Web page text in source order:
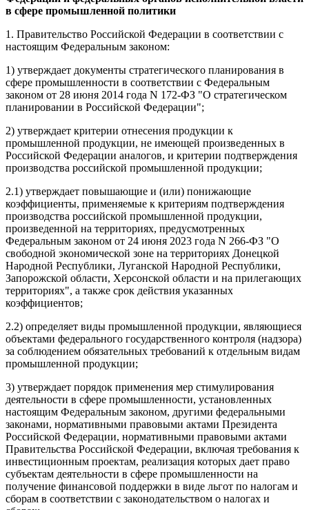
в сфере промышленной политики
1. Правительство Российской Федерации в соответствии с
настоящим Федеральным законом:
1) утверждает документы стратегического планирования в
сфере промышленности в соответствии с Федеральным
законом от 28 июня 2014 года N 172-ФЗ "О стратегическом
планировании в Российской Федерации";
2) утверждает критерии отнесения продукции к
промышленной продукции, не имеющей произведенных в
Российской Федерации аналогов, и критерии подтверждения
производства российской промышленной продукции;
2.1) утверждает повышающие и (или) понижающие
коэффициенты, применяемые к критериям подтверждения
производства российской промышленной продукции,
произведенной на территориях, предусмотренных
Федеральным законом от 24 июня 2023 года N 266-ФЗ "О
свободной экономической зоне на территориях Донецкой
Народной Республики, Луганской Народной Республики,
Запорожской области, Херсонской области и на прилегающих
территориях", а также срок действия указанных
коэффициентов;
2.2) определяет виды промышленной продукции, являющиеся
объектами федерального государственного контроля (надзора)
за соблюдением обязательных требований к отдельным видам
промышленной продукции;
3) утверждает порядок применения мер стимулирования
деятельности в сфере промышленности, установленных
настоящим Федеральным законом, другими федеральными
законами, нормативными правовыми актами Президента
Российской Федерации, нормативными правовыми актами
Правительства Российской Федерации, включая требования к
инвестиционным проектам, реализация которых дает право
субъектам деятельности в сфере промышленности на
получение финансовой поддержки в виде льгот по налогам и
сборам в соответствии с законодательством о налогах и